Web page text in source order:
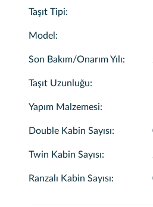
olacağız ve ekibimiz,
Zodiac'tır.
Ayrıca sizin adınıza kiralama
atraksiyonlarının
Taşıt Tipi:
Model :
Son Bakım/Onarım Yılı:
Taşıt Uzunluğu:
Yapım Malzemesi:
Double Kabin Sayısı:
Twin Kabin Sayısı:
Ranzalı Kabin Sayısı: